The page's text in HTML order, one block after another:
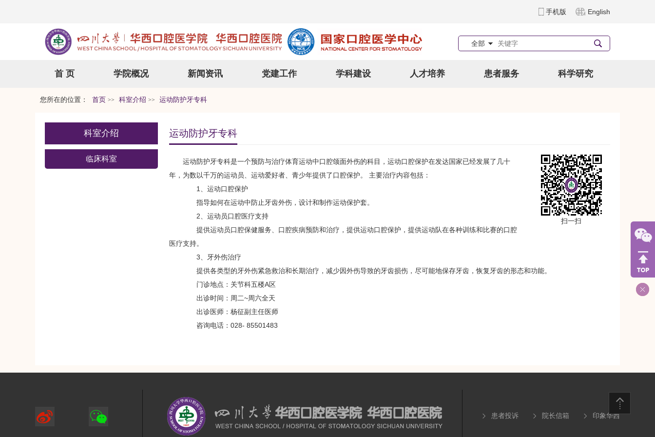
手机版 English
全部
首 页 学院概况 新闻资讯 党建工作 学科建设 人才培养 患者服务 科学研究
您所在的位置： 首页 >> 科室介绍 >> 运动防护牙专科
科室介绍
临床科室
运动防护牙专科
扫一扫
运动防护牙专科是一个预防与治疗体育运动中口腔颌面外伤的科目，运动口腔保护在发达国家已经发展了几十
年，为数以千万的运动员、运动爱好者、青少年提供了口腔保护。 主要治疗内容包括：
1、运动口腔保护
指导如何在运动中防止牙齿外伤，设计和制作运动保护套。
2、运动员口腔医疗支持
提供运动员口腔保健服务、口腔疾病预防和治疗，提供运动口腔保护，提供运动队在各种训练和比赛的口腔
医疗支持。
3、牙外伤治疗
提供各类型的牙外伤紧急救治和长期治疗，减少因外伤导致的牙齿损伤，尽可能地保存牙齿，恢复牙齿的形态和功能。
门诊地点：关节科五楼A区
出诊时间：周二~周六全天
出诊医师：杨征副主任医师
咨询电话：028- 85501483
患者投诉 院长信箱 印象华西